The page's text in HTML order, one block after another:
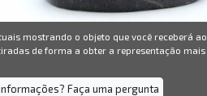
mostrando o objeto que você receberá
de forma a obter a representação mais
Faça uma pergunta